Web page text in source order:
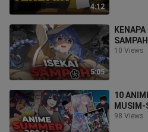
4:12
5:05
10 Views
10
MUSIM-
98 Views